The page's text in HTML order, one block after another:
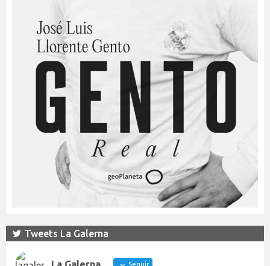
Tweets La Galerna
Seguir